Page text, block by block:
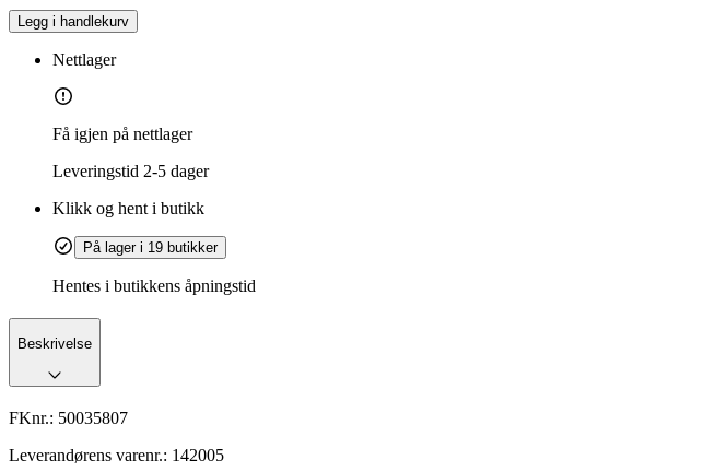
Legg i handlekurv
Nettlager
Få igjen på nettlager
Leveringstid 2-5 dager
Klikk og hent i butikk
På lager i 19 butikker
Hentes i butikkens åpningstid
Beskrivelse
FKnr.: 50035807
Leverandørens varenr.: 142005